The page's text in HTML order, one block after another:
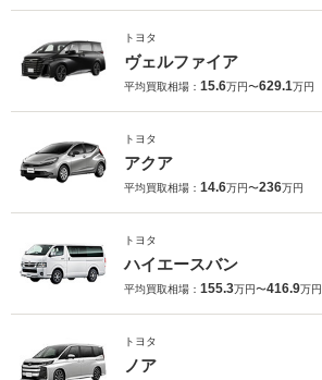
トヨタ
ヴェルファイア
平均買取相場： 15.6万円〜629.1万円
トヨタ
アクア
平均買取相場： 14.6万円〜236万円
トヨタ
ハイエースバン
平均買取相場： 155.3万円〜416.9万円
トヨタ
ノア